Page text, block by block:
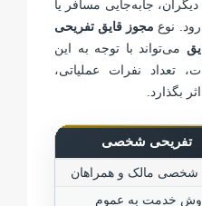
جابه‌جایی مسافر یا
نوع مجوز قایق تفریحی
می‌تواند با توجه به این
تعداد نفرات عملیاتی،
بگذارد.
تفریحی شخصی
شخصی مالک و همراهان
خدمت به عموم